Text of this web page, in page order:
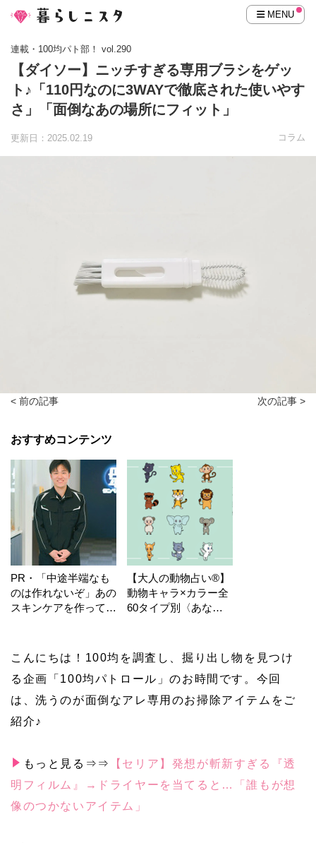
MENU
連載・100均パト部！ vol.290
【ダイソー】ニッチすぎる専用ブラシをゲッ
ト♪「110円なのに3WAYで徹底された使いやす
さ」「面倒なあの場所にフィット」
更新日：2025.02.19 コラム
< 前の記事 次の記事 >
おすすめコンテンツ
PR・「中途半端なも
のは作れないぞ」あの
スキンケアを作ってい
【大人の動物占い®】
動物キャラ×カラー全
60タイプ別〈あなた
こんにちは！100均を調査し、掘り出し物を見つけ
る企画「100均パトロール」のお時間です。今回
は、洗うのが面倒なアレ専用のお掃除アイテムをご
紹介♪
もっと見る⇒⇒
【セリア】発想が斬新すぎる『透
明フィルム』→ドライヤーを当てると…「誰もが想
像のつかないアイテム」